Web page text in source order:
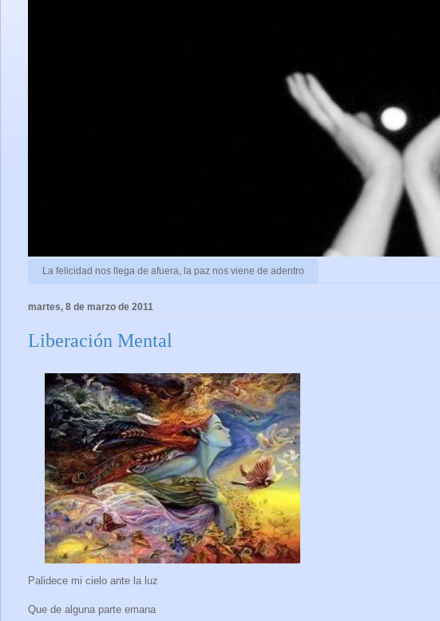
La felicidad nos llega de afuera, la paz nos viene de adentro
martes, 8 de marzo de 2011
Liberación Mental
Palidece mi cielo ante la luz
Que de alguna parte emana